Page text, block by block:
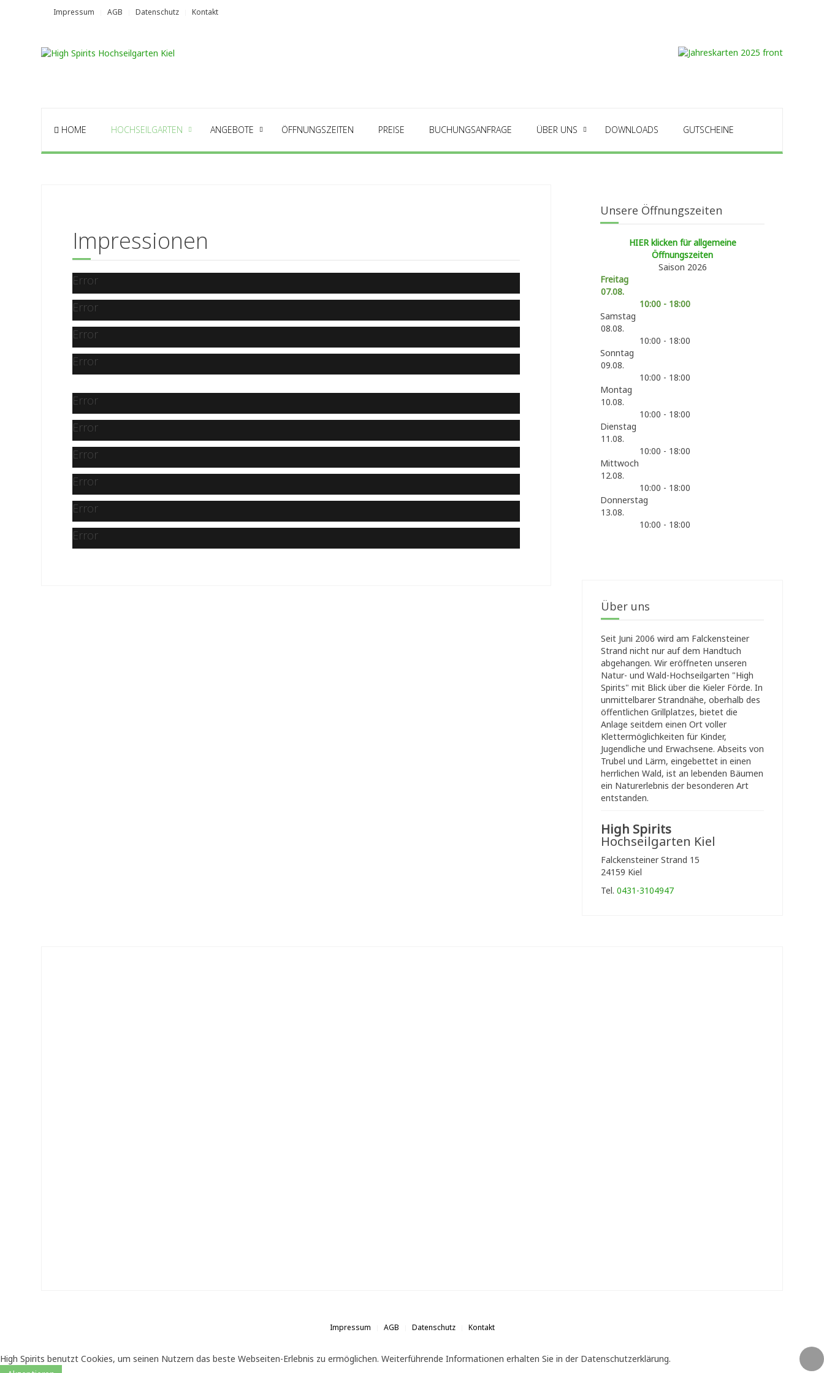
Impressum AGB Datenschutz Kontakt
HOME HOCHSEILGARTEN ANGEBOTE ÖFFNUNGSZEITEN PREISE BUCHUNGSANFRAGE ÜBER UNS DOWNLOADS GUTSCHEINE
Impressionen
Error
Error
Error
Error
Error
Error
Error
Error
Error
Error
Unsere Öffnungszeiten
HIER klicken für allgemeine
Öffnungszeiten
Saison 2026
Freitag
07.08.
10:00 - 18:00
Samstag
08.08.
10:00 - 18:00
Sonntag
09.08.
10:00 - 18:00
Montag
10.08.
10:00 - 18:00
Dienstag
11.08.
10:00 - 18:00
Mittwoch
12.08.
10:00 - 18:00
Donnerstag
13.08.
10:00 - 18:00
Über uns
Seit Juni 2006 wird am Falckensteiner
Strand nicht nur auf dem Handtuch
abgehangen. Wir eröffneten unseren
Natur- und Wald-Hochseilgarten "High
Spirits" mit Blick über die Kieler Förde. In
unmittelbarer Strandnähe, oberhalb des
öffentlichen Grillplatzes, bietet die
Anlage seitdem einen Ort voller
Klettermöglichkeiten für Kinder,
Jugendliche und Erwachsene. Abseits von
Trubel und Lärm, eingebettet in einen
herrlichen Wald, ist an lebenden Bäumen
ein Naturerlebnis der besonderen Art
entstanden.
High Spirits
Hochseilgarten Kiel
Falckensteiner Strand 15
24159 Kiel
Tel. 0431-3104947
Impressum AGB Datenschutz Kontakt
High Spirits benutzt Cookies, um seinen Nutzern das beste Webseiten-Erlebnis zu ermöglichen. Weiterführende Informationen erhalten Sie in der Datenschutzerklärung.